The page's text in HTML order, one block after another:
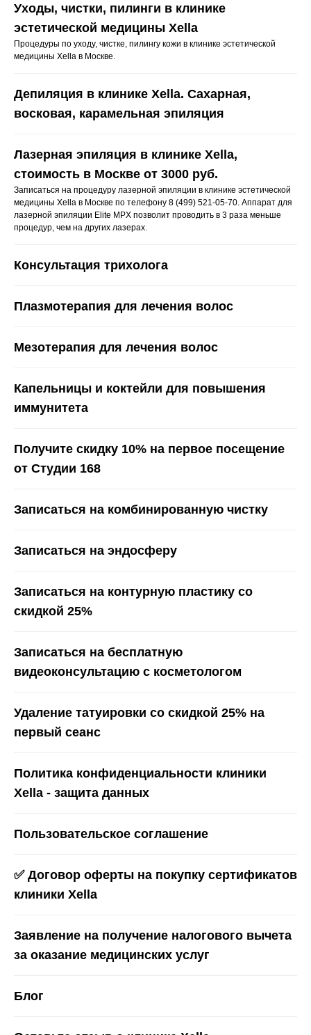
Уходы, чистки, пилинги в клинике
эстетической медицины Xella
Процедуры по уходу, чистке, пилингу кожи в клинике эстетической
медицины Xella в Москве.
Депиляция в клинике Xella. Сахарная,
восковая, карамельная эпиляция
Лазерная эпиляция в клинике Xella,
стоимость в Москве от 3000 руб.
Записаться на процедуру лазерной эпиляции в клинике эстетической
медицины Xella в Москве по телефону 8 (499) 521-05-70. Аппарат для
лазерной эпиляции Elite MPX позволит проводить в 3 раза меньше
процедур, чем на других лазерах.
Консультация трихолога
Плазмотерапия для лечения волос
Мезотерапия для лечения волос
Капельницы и коктейли для повышения
иммунитета
Получите скидку 10% на первое посещение
от Студии 168
Записаться на комбинированную чистку
Записаться на эндосферу
Записаться на контурную пластику со
скидкой 25%
Записаться на бесплатную
видеоконсультацию с косметологом
Удаление татуировки со скидкой 25% на
первый сеанс
Политика конфиденциальности клиники
Xella - защита данных
Пользовательское соглашение
✅ Договор оферты на покупку сертификатов
клиники Xella
Заявление на получение налогового вычета
за оказание медицинских услуг
Блог